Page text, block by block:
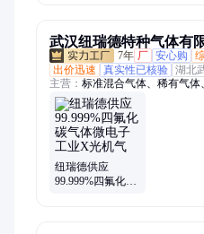
武汉纽瑞德特种气体有
7年 厂 安心购
出价迅速
真实性已核验 湖北
主营： 标准混合气体、稀有气
体、稳定同位素、同位素混合
气、氦气、氘气、甲醇-13c、检
炔、氦气小瓶、干燥空气、气
纽瑞德供应
99.999%四氟化碳